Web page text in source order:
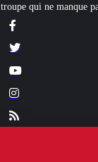
BV] Polygamie :